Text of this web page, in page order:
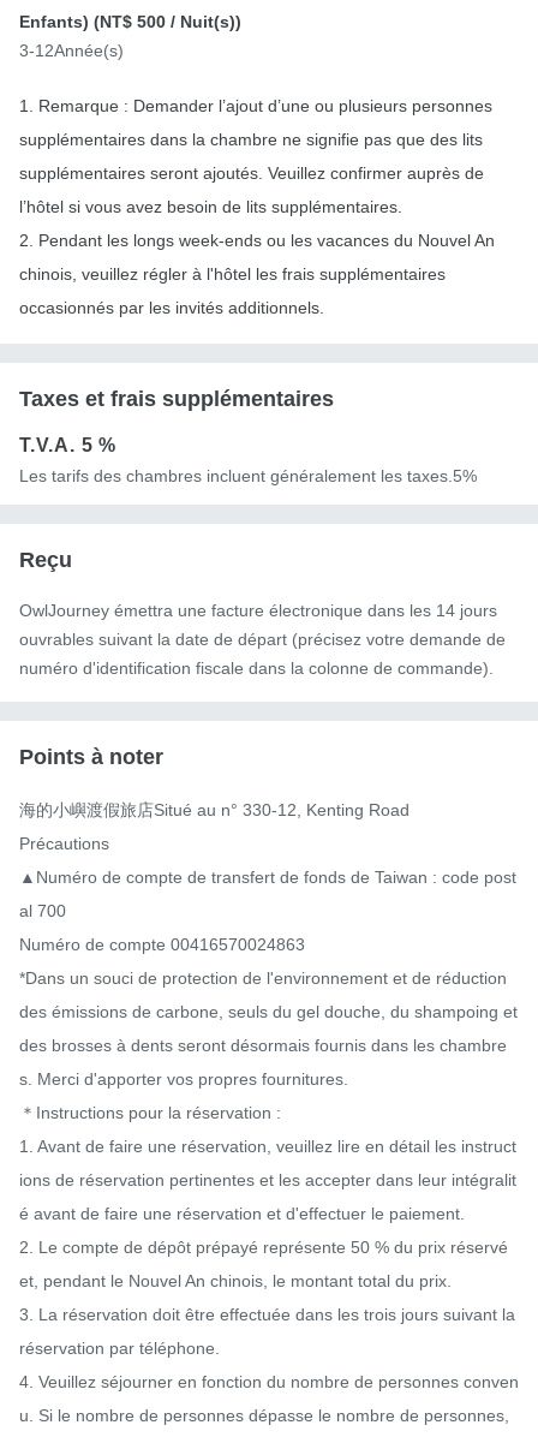
Enfants) (NT$ 500 / Nuit(s))
3-12Année(s)
1. Remarque : Demander l’ajout d’une ou plusieurs personnes
supplémentaires dans la chambre ne signifie pas que des lits
supplémentaires seront ajoutés. Veuillez confirmer auprès de
l’hôtel si vous avez besoin de lits supplémentaires.
2. Pendant les longs week-ends ou les vacances du Nouvel An
chinois, veuillez régler à l'hôtel les frais supplémentaires
occasionnés par les invités additionnels.
Taxes et frais supplémentaires
T.V.A. 5 %
Les tarifs des chambres incluent généralement les taxes.5%
Reçu
OwlJourney émettra une facture électronique dans les 14 jours
ouvrables suivant la date de départ (précisez votre demande de
numéro d'identification fiscale dans la colonne de commande).
Points à noter
海的小嶼渡假旅店Situé au n° 330-12, Kenting Road
Précautions
▲Numéro de compte de transfert de fonds de Taiwan : code post
al 700
Numéro de compte 00416570024863
*Dans un souci de protection de l'environnement et de réduction
des émissions de carbone, seuls du gel douche, du shampoing et
des brosses à dents seront désormais fournis dans les chambre
s. Merci d'apporter vos propres fournitures.
＊Instructions pour la réservation :
1. Avant de faire une réservation, veuillez lire en détail les instruct
ions de réservation pertinentes et les accepter dans leur intégralit
é avant de faire une réservation et d'effectuer le paiement.
2. Le compte de dépôt prépayé représente 50 % du prix réservé
et, pendant le Nouvel An chinois, le montant total du prix.
3. La réservation doit être effectuée dans les trois jours suivant la
réservation par téléphone.
4. Veuillez séjourner en fonction du nombre de personnes conven
u. Si le nombre de personnes dépasse le nombre de personnes,